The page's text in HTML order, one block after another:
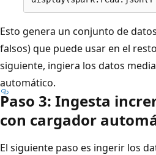
Esto genera un conjunto de
falsos) que puede usar en el
siguiente, ingiera los datos
automático.
Paso 3: Ingesta
con cargador
El siguiente paso es ingerir los